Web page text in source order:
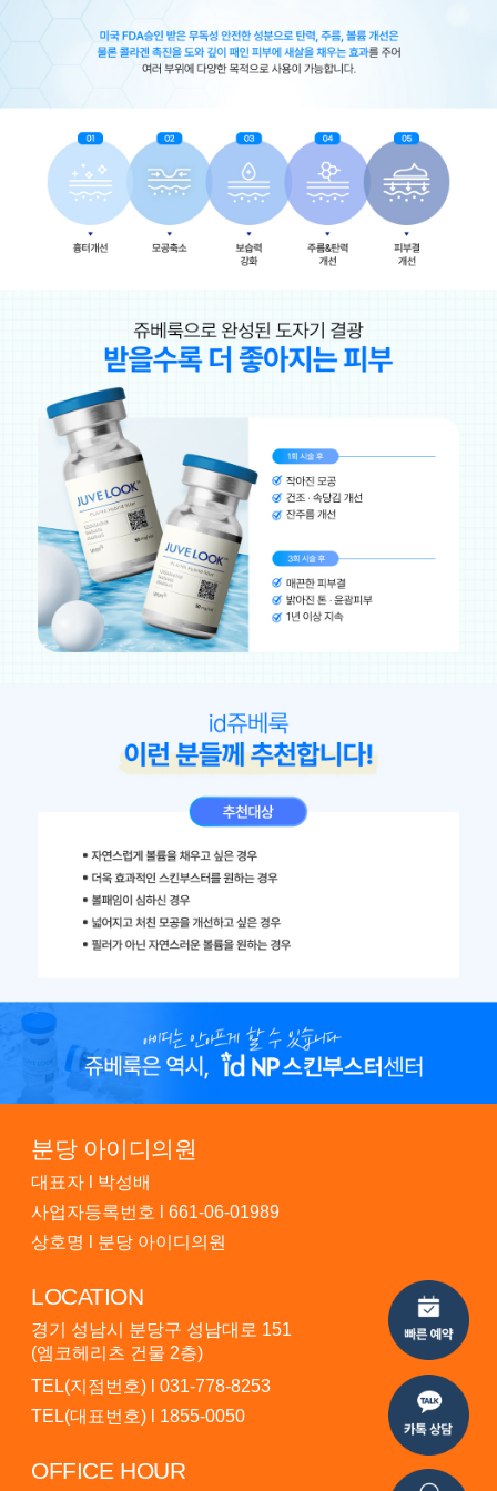
분당 아이디의원
대표자 l 박성배
사업자등록번호 l 661-06-01989
상호명 l 분당 아이디의원
LOCATION
경기 성남시 분당구 성남대로 151
(엠코헤리츠 건물 2층)
TEL(지점번호) l 031-778-8253
TEL(대표번호) l 1855-0050
OFFICE HOUR